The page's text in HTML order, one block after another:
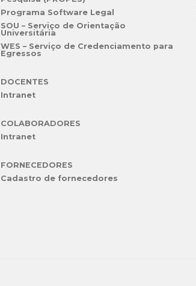
Programa Software Legal
SOU – Serviço de Orientação
Universitária
WES – Serviço de Credenciamento para
Egressos
DOCENTES
Intranet
COLABORADORES
Intranet
FORNECEDORES
Cadastro de fornecedores